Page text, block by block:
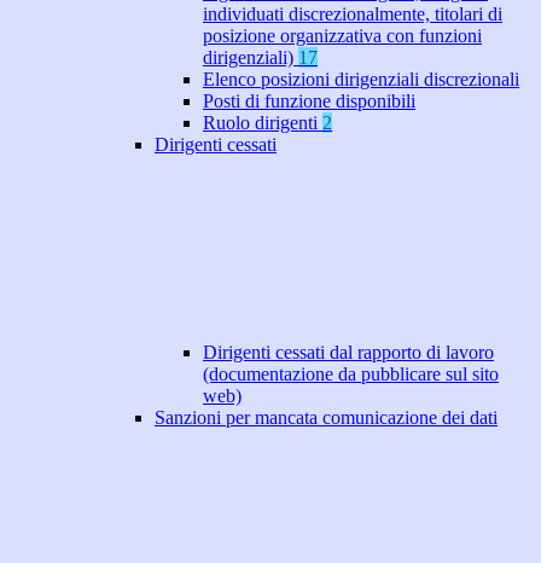
individuati discrezionalmente, titolari di
posizione organizzativa con funzioni
dirigenziali) 17
Elenco posizioni dirigenziali discrezionali
Posti di funzione disponibili
Ruolo dirigenti 2
Dirigenti cessati
Dirigenti cessati dal rapporto di lavoro
(documentazione da pubblicare sul sito
web)
Sanzioni per mancata comunicazione dei dati